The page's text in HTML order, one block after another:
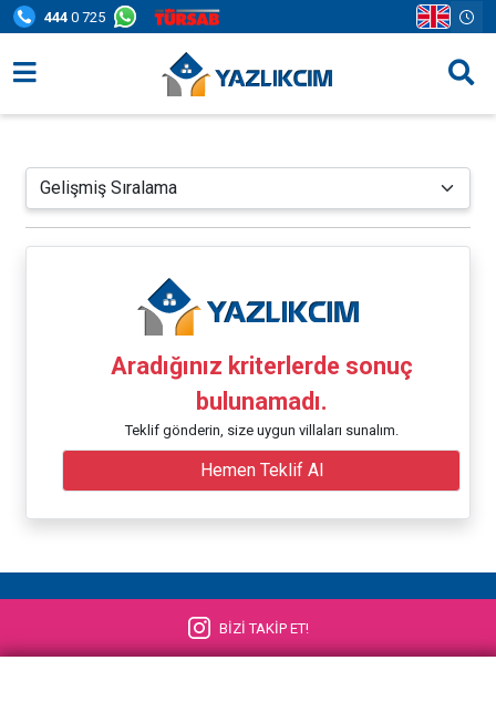
444 0 725
Bölgeler
Fırsatlar
Aradığınız kriterlerde sonuç
bulunamadı.
Teklif gönderin, size uygun villaları sunalım.
Hemen Teklif Al
BİZİ TAKİP ET!